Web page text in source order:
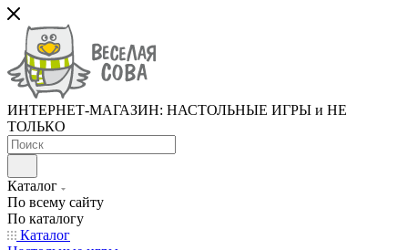
ИНТЕРНЕТ-МАГАЗИН: НАСТОЛЬНЫЕ ИГРЫ и НЕ
ТОЛЬКО
Каталог
По всему сайту
По каталогу
Каталог